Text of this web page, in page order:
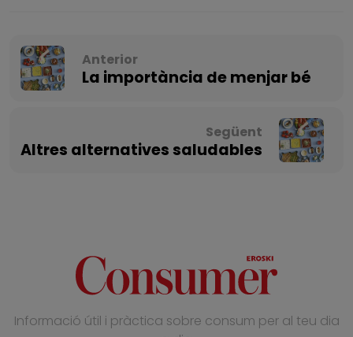
Anterior
La importància de menjar bé
Següent
Altres alternatives saludables
Informació útil i pràctica sobre consum per al teu dia